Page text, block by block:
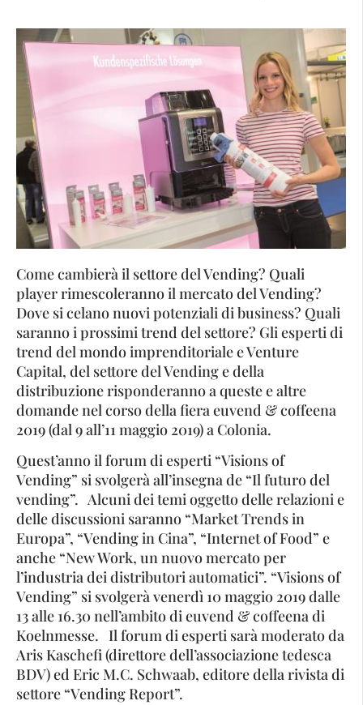
Come cambierà il settore del Vending? Quali
player rimescoleranno il mercato del Vending?
Dove si celano nuovi potenziali di business? Quali
saranno i prossimi trend del settore? Gli esperti di
trend del mondo imprenditoriale e Venture
Capital, del settore del Vending e della
distribuzione risponderanno a queste e altre
domande nel corso della fiera euvend & coffeena
2019 (dal 9 all’11 maggio 2019) a Colonia.
Quest’anno il forum di esperti “Visions of
Vending” si svolgerà all’insegna de “Il futuro del
vending”. Alcuni dei temi oggetto delle relazioni e
delle discussioni saranno “Market Trends in
Europa”, “Vending in Cina”, “Internet of Food” e
anche “New Work, un nuovo mercato per
l’industria dei distributori automatici”. “Visions of
Vending” si svolgerà venerdì 10 maggio 2019 dalle
13 alle 16.30 nell’ambito di euvend & coffeena di
Koelnmesse. Il forum di esperti sarà moderato da
Aris Kaschefi (direttore dell’associazione tedesca
BDV) ed Eric M.C. Schwaab, editore della rivista di
settore “Vending Report”.